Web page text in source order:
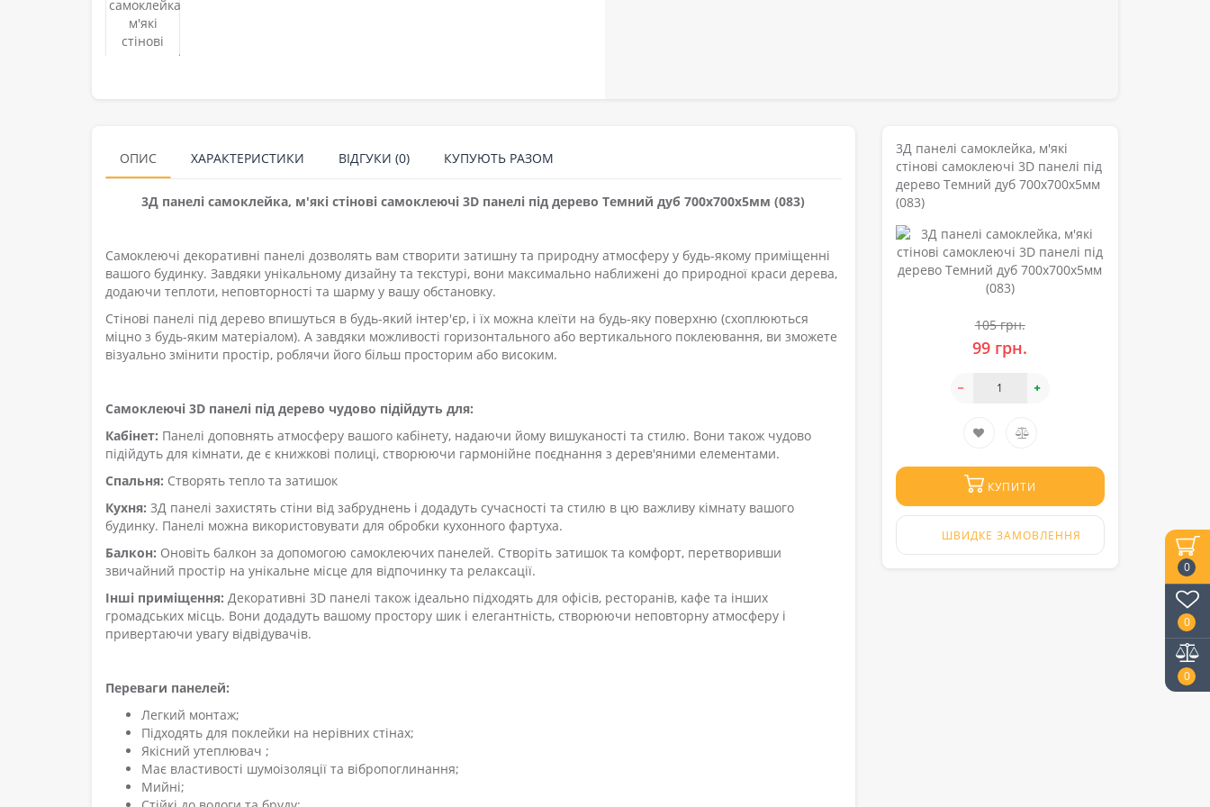
0
0
0
ОПИС ХАРАКТЕРИСТИКИ ВІДГУКИ (0) КУПУЮТЬ РАЗОМ
3Д панелі самоклейка, м'які стінові самоклеючі 3D панелі під дерево Темний дуб 700x700x5мм (083)
Самоклеючі декоративні панелі дозволять вам створити затишну та природну атмосферу у будь-якому приміщенні
вашого будинку. Завдяки унікальному дизайну та текстурі, вони максимально наближені до природної краси дерева,
додаючи теплоти, неповторності та шарму у вашу обстановку.
Стінові панелі під дерево впишуться в будь-який інтер'єр, і їх можна клеїти на будь-яку поверхню (схоплюються
міцно з будь-яким матеріалом). А завдяки можливості горизонтального або вертикального поклеювання, ви зможете
візуально змінити простір, роблячи його більш просторим або високим.
Самоклеючі 3D панелі під дерево чудово підійдуть для:
Кабінет: Панелі доповнять атмосферу вашого кабінету, надаючи йому вишуканості та стилю. Вони також чудово
підійдуть для кімнати, де є книжкові полиці, створюючи гармонійне поєднання з дерев'яними елементами.
Спальня: Створять тепло та затишок
Кухня: 3Д панелі захистять стіни від забруднень і додадуть сучасності та стилю в цю важливу кімнату вашого
будинку. Панелі можна використовувати для обробки кухонного фартуха.
Балкон: Оновіть балкон за допомогою самоклеючих панелей. Створіть затишок та комфорт, перетворивши
звичайний простір на унікальне місце для відпочинку та релаксації.
Інші приміщення: Декоративні 3D панелі також ідеально підходять для офісів, ресторанів, кафе та інших
громадських місць. Вони додадуть вашому простору шик і елегантність, створюючи неповторну атмосферу і
привертаючи увагу відвідувачів.
Переваги панелей:
Легкий монтаж;
Підходять для поклейки на нерівних стінах;
Якісний утеплювач ;
Має властивості шумоізоляції та вібропоглинання;
Мийні;
3Д панелі самоклейка, м'які
стінові самоклеючі 3D панелі під
дерево Темний дуб 700x700x5мм
(083)
105 грн.
99 грн.
КУПИТИ
ШВИДКЕ ЗАМОВЛЕННЯ